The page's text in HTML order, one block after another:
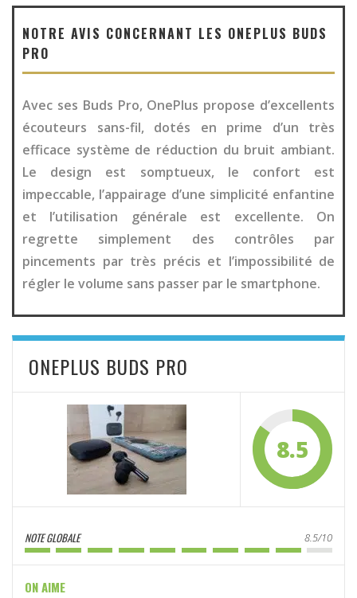
NOTRE AVIS CONCERNANT LES ONEPLUS BUDS
PRO
Avec ses Buds Pro, OnePlus propose d’excellents
écouteurs sans-fil, dotés en prime d’un très
efficace système de réduction du bruit ambiant.
Le design est somptueux, le confort est
impeccable, l’appairage d’une simplicité enfantine
et l’utilisation générale est excellente. On
regrette simplement des contrôles par
pincements par très précis et l’impossibilité de
régler le volume sans passer par le smartphone.
ONEPLUS BUDS PRO
8.5
NOTE GLOBALE 8.5/10
ON AIME